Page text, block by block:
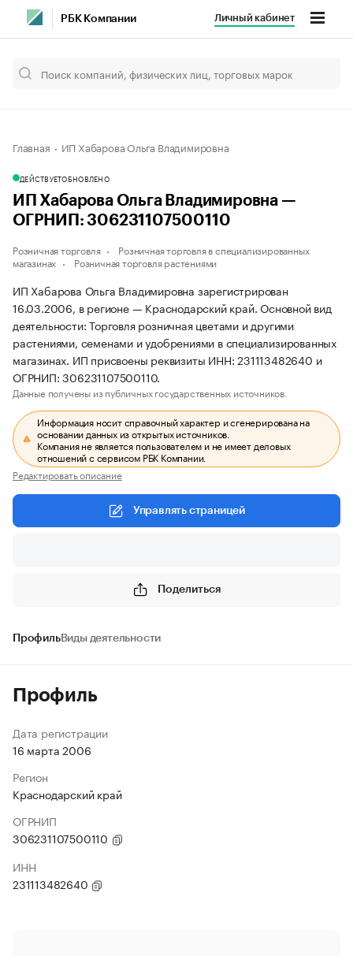
РБК Компании Личный кабинет
Главная ИП Хабарова Ольга Владимировна
ДЕЙСТВУЕТОБНОВЛЕНО
ИП Хабарова Ольга Владимировна —
ОГРНИП: 306231107500110
Розничная торговля
Розничная торговля в специализированных
магазинах
Розничная торговля растениями
ИП Хабарова Ольга Владимировна зарегистрирован
16.03.2006, в регионе — Краснодарский край. Основной вид
деятельности: Торговля розничная цветами и другими
растениями, семенами и удобрениями в специализированных
магазинах. ИП присвоены реквизиты ИНН: 231113482640 и
ОГРНИП: 306231107500110.
Данные получены из публичных государственных источников.
Информация носит справочный характер и сгенерирована на
основании данных из открытых источников.
Компания не является пользователем и не имеет деловых
отношений с сервисом РБК Компании.
Редактировать описание
Управлять страницей
Поделиться
ПрофильВиды деятельности
Профиль
Дата регистрации
16 марта 2006
Регион
Краснодарский край
ОГРНИП
306231107500110
ИНН
231113482640